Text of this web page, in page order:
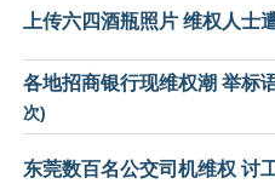
上传六四酒瓶照片 维权人士
各地招商银行现维权潮 举标
次)
东莞数百名公交司机维权 讨